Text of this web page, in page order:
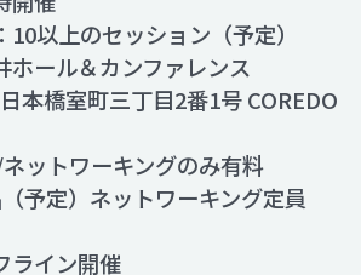
10以上のセッション（予定）
ホール＆カンファレンス
本橋室町三丁目2番1号 COREDO
ットワーキングのみ有料
予定）ネットワーキング定員
ライン開催